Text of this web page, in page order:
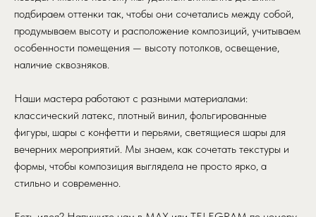
подбираем оттенки так, чтобы они сочетались между собой,
продумываем высоту и расположение композиций, учитываем
особенности помещения — высоту потолков, освещение,
наличие сквозняков.
Наши мастера работают с разными материалами:
классический латекс, плотный винил, фольгированные
фигуры, шары с конфетти и перьями, светящиеся шары для
вечерних мероприятий. Мы знаем, как сочетать текстуры и
формы, чтобы композиция выглядела не просто ярко, а
стильно и современно.